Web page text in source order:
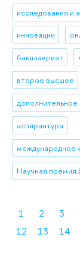
исследования и
инновации
бакалавриат
второе высшее
дополнительное
аспирантура
международное
1 2 3
12
13 14